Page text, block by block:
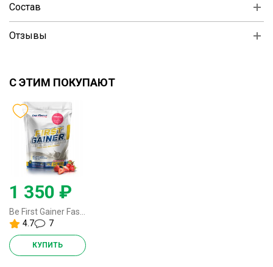
Состав
Отзывы
С ЭТИМ ПОКУПАЮТ
1 350 ₽
4.7
7
КУПИТЬ